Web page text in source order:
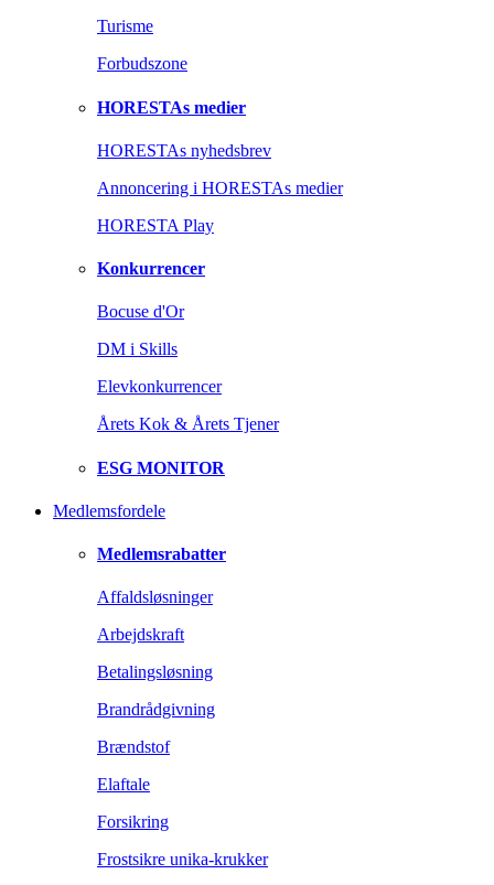
Turisme
Forbudszone
HORESTAs medier
HORESTAs nyhedsbrev
Annoncering i HORESTAs medier
HORESTA Play
Konkurrencer
Bocuse d'Or
DM i Skills
Elevkonkurrencer
Årets Kok & Årets Tjener
ESG MONITOR
Medlemsfordele
Medlemsrabatter
Affaldsløsninger
Arbejdskraft
Betalingsløsning
Brandrådgivning
Brændstof
Elaftale
Forsikring
Frostsikre unika-krukker